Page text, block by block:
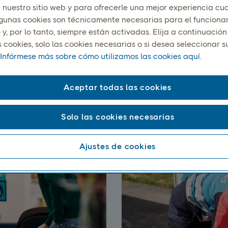
cómodas de recoger
red de terminales, puntos de servicio y taquillas para
acceso a los envíos en cualquier parte de la región
nuestro sitio web y para ofrecerle una mejor experiencia
cookies son técnicamente necesarias para el
y, por lo tanto, siempre están activadas. Elija a
cookies, solo las cookies necesarias o si desea seleccionar
Infórmese más sobre cómo utilizamos las cookies aquí.
Ajustes de cookies
Solo las cookies necesarias
Aceptar todas las cookies